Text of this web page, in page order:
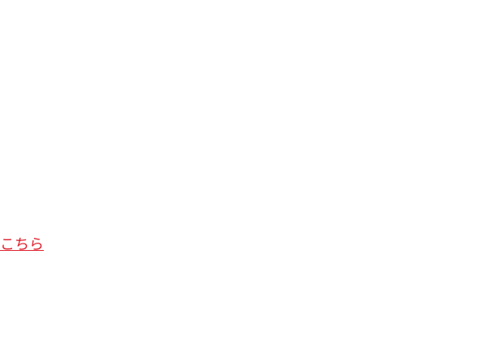
こちら